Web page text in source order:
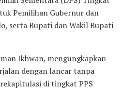
Pemilihan Gubernur dan
serta Bupati dan Wakil Bupati
Ikhwan, mengungkapkan
dengan lancar tanpa
di tingkat PPS